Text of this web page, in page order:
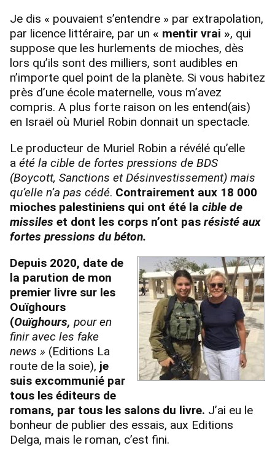
Je dis « pouvaient s’entendre » par extrapolation,
par licence littéraire, par un « mentir vrai », qui
suppose que les hurlements de mioches, dès
lors qu’ils sont des milliers, sont audibles en
n’importe quel point de la planète. Si vous habitez
près d’une école maternelle, vous m’avez
compris. A plus forte raison on les entend(ais)
en Israël où Muriel Robin donnait un spectacle.
Le producteur de Muriel Robin a révélé qu’elle
a été la cible de fortes pressions de BDS
(Boycott, Sanctions et Désinvestissement) mais
qu’elle n’a pas cédé. Contrairement aux 18 000
mioches palestiniens qui ont été la cible de
missiles et dont les corps n’ont pas résisté aux
fortes pressions du béton.
Depuis 2020, date de
la parution de mon
premier livre sur les
Ouïghours
(Ouïghours, pour en
finir avec les fake
news » (Editions La
route de la soie), je
suis excommunié par
tous les éditeurs de
romans, par tous les salons du livre. J’ai eu le
bonheur de publier des essais, aux Editions
Delga, mais le roman, c’est fini.